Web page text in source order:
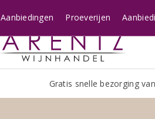
Gratis snelle bezorging
Aanbiedingen Proeverijen